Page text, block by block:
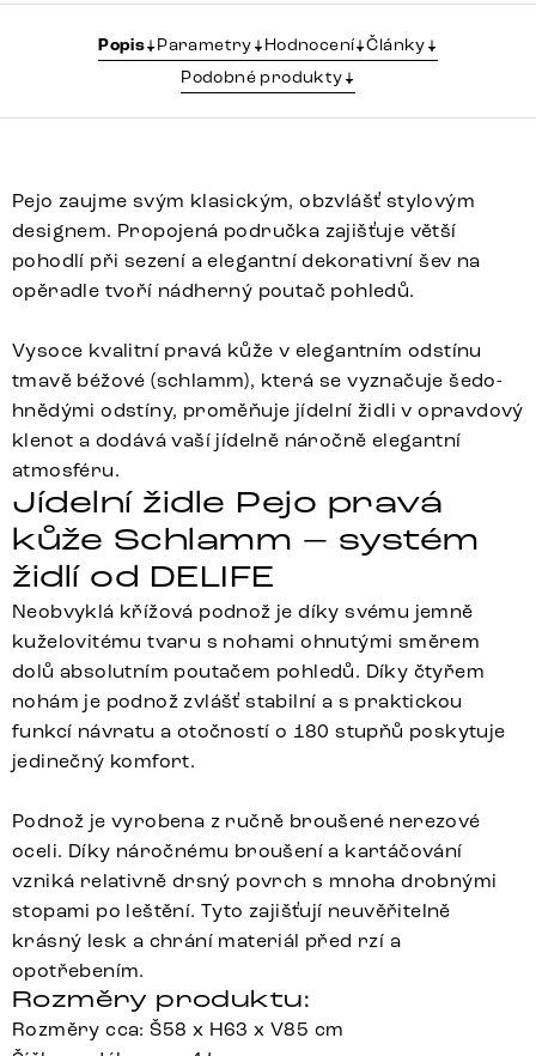
Popis Parametry Hodnocení Články
Podobné produkty
Pejo zaujme svým klasickým, obzvlášť stylovým
designem. Propojená područka zajišťuje větší
pohodlí při sezení a elegantní dekorativní šev na
opěradle tvoří nádherný poutač pohledů.
Vysoce kvalitní pravá kůže v elegantním odstínu
tmavě béžové (schlamm), která se vyznačuje šedo-
hnědými odstíny, proměňuje jídelní židli v opravdový
klenot a dodává vaší jídelně náročně elegantní
atmosféru.
Jídelní židle Pejo pravá
kůže Schlamm – systém
židlí od DELIFE
Neobvyklá křížová podnož je díky svému jemně
kuželovitému tvaru s nohami ohnutými směrem
dolů absolutním poutačem pohledů. Díky čtyřem
nohám je podnož zvlášť stabilní a s praktickou
funkcí návratu a otočností o 180 stupňů poskytuje
jedinečný komfort.
Podnož je vyrobena z ručně broušené nerezové
oceli. Díky náročnému broušení a kartáčování
vzniká relativně drsný povrch s mnoha drobnými
stopami po leštění. Tyto zajišťují neuvěřitelně
krásný lesk a chrání materiál před rzí a
opotřebením.
Rozměry produktu:
Rozměry cca: Š58 x H63 x V85 cm